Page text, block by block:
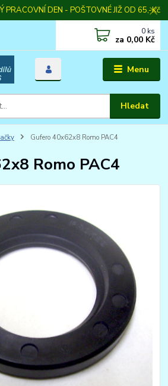
PRACOVNÍ DEN - POŠTOVNÉ JIŽ OD 65,-Kč
Menu
Hledat
0 ks
za 0,00 Kč
Gufero 40x62x8 Romo PAC4
Romo PAC4